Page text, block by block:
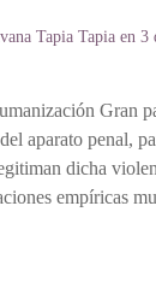
Tapia Tapia en 3
Gran
aparato penal,
dicha
empíricas